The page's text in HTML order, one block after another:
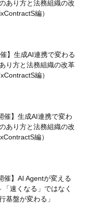
あり方と法務組織の改
編）
催】生成AI連携で変わる
り方と法務組織の改革
編）
催】生成AI連携で変わ
あり方と法務組織の改
編）
催】AI Agentが変える
速くなる」ではなく
基盤が変わる」